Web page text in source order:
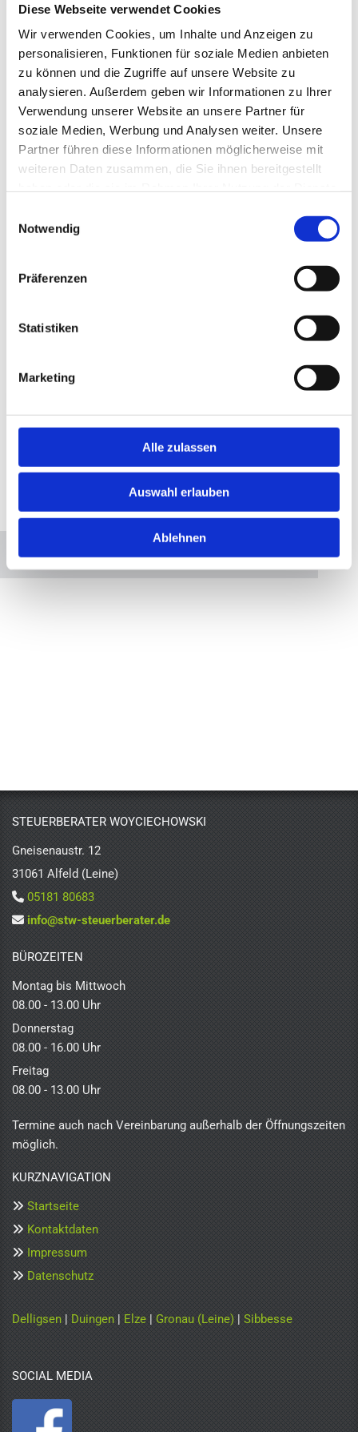
Diese Webseite verwendet Cookies
Wir verwenden Cookies, um Inhalte und Anzeigen zu
personalisieren, Funktionen für soziale Medien anbieten
zu können und die Zugriffe auf unsere Website zu
analysieren. Außerdem geben wir Informationen zu Ihrer
Verwendung unserer Website an unsere Partner für
soziale Medien, Werbung und Analysen weiter. Unsere
Partner führen diese Informationen möglicherweise mit
weiteren Daten zusammen, die Sie ihnen bereitgestellt
Notwendig
Präferenzen
Statistiken
Marketing
Alle zulassen
Auswahl erlauben
Ablehnen
Ich habe die Datenschutzerklärung zur Kenntnis
Verarbeitung meiner eingegebenen Daten zur Beantwortung
meiner Anfrage zu. *
Bitte akzeptieren Sie Marketing-Cookies, um diese
Accept cookies
STEUERBERATER WOYCIECHOWSKI
Gneisenaustr. 12
31061 Alfeld (Leine)
 05181 80683
 info@stw-steuerberater.de
BÜROZEITEN
Montag bis Mittwoch
08.00 - 13.00 Uhr
Donnerstag
08.00 - 16.00 Uhr
Freitag
08.00 - 13.00 Uhr
Termine auch nach Vereinbarung außerhalb der Öffnungszeiten
möglich.
KURZNAVIGATION
 Startseite
 Kontaktdaten
 Impressum
 Datenschutz
Delligsen | Duingen | Elze | Gronau (Leine) | Sibbesse
SOCIAL MEDIA